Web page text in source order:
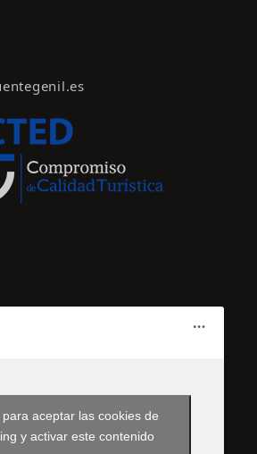
para aceptar las cookies de
y activar este contenido